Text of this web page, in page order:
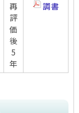
再
評
価
後
5
年
調書